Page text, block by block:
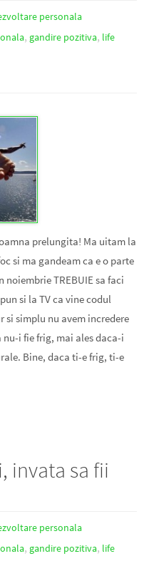
personala
, gandire pozitiva, life
prelungita! Ma uitam la
si ma gandeam ca e o parte
TREBUIE sa faci
si la TV ca vine codul
si simplu nu avem incredere
i fie frig, mai ales daca-i
Bine, daca ti-e frig, ti-e
invata sa fii
personala
, gandire pozitiva, life